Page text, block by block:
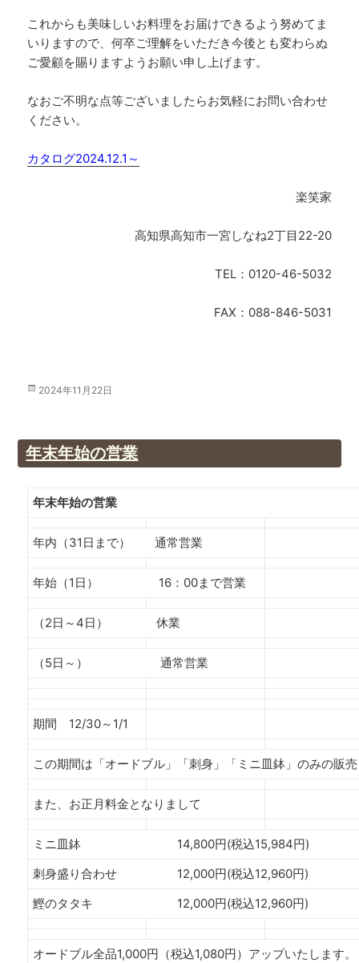
これからも美味しいお料理をお届けできるよう努めてま
いりますので、何卒ご理解をいただき今後とも変わらぬ
ご愛顧を賜りますようお願い申し上げます。
なおご不明な点等ございましたらお気軽にお問い合わせ
ください。
カタログ2024.12.1～
楽笑家
高知県高知市一宮しなね2丁目22-20
TEL：0120-46-5032
FAX：088-846-5031
投
2024年11月22日
年末年始の営業
年末年始の営業
年内（31日まで） 通常営業
年始（1日） 16：00まで営業
（2日～4日） 休業
（5日～） 通常営業
期間 12/30～1/1
この期間は「オードブル」「刺身」「ミニ皿鉢」のみの販
また、お正月料金となりまして
ミニ皿鉢 14,800円(税込15,984円)
刺身盛り合わせ 12,000円(税込12,960円)
鰹のタタキ 12,000円(税込12,960円)
オードブル全品1,000円（税込1,080円）アップいたします。